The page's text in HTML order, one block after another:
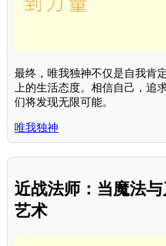
最终，唯我独神不仅是自我肯
上的生活态度。相信自己，追
们将发现无限可能。
唯我独神
近战法师：当魔法
艺术